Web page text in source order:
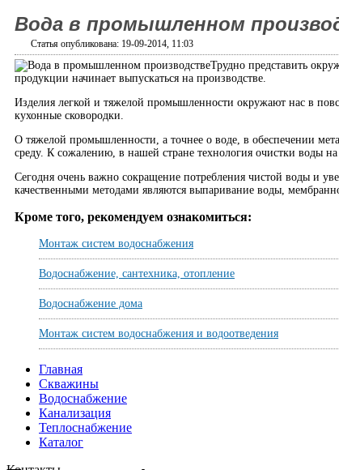
Вода в промышленном
Статья опубликована: 19-09-2014, 11:03
Трудно представить
продукции начинает выпускаться на производстве.
Изделия легкой и тяжелой промышленности окружают нас в
кухонные сковородки.
О тяжелой промышленности, а точнее о воде, в обеспечении
среду. К сожалению, в нашей стране технология очистки воды
Сегодня очень важно сокращение потребления чистой воды и
качественными методами являются выпаривание воды,
Кроме того, рекомендуем ознакомиться:
Монтаж систем водоснабжения
Водоснабжение, сантехника, отопление
Водоснабжение дома
Монтаж систем водоснабжения и водоотведения
Главная
Скважины
Водоснабжение
Канализация
Теплоснабжение
Каталог